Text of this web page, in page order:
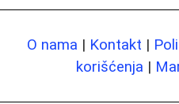
O nama | Kontakt |
korišćenja |